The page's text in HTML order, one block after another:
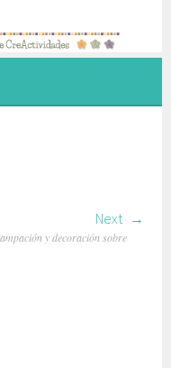
Next
y decoración sobre